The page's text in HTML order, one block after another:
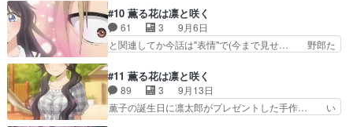
作画やばすぎだろ・… 翔平の人をよく見てるおお
らかでまっすぐな… 本当にマジでこの作品やば過
ぎないってなっ…
この好きやん、好きやん、めっちゃ好き… めちゃ
くちゃいい話だなぁ個人的には神アニ… 普通にこ
ういう話めっちゃ弱い普通に泣く凛… 母・杏子に
向けた凛太郎の「ありがとう」の… 何かあったら
ぅぅゔゔゔぅううぅッ！｡ﾟ… 手土産忘れずきちん
と挨拶。進んで食事の手… 凛太郎ママにつられて
泣いたんだが…え、こ…
#10 薫る花は凛と咲く
61 3
9月6日
と関連してか今話は"表情"で(今まで見せ… 野郎た
生の言葉がささったなー。まじで学… 最初の朔く
んが依田くんに「教え方、下手だ… あばばばば、
思春期男子の素直な感情と悩み… 朔君ガチで天才
肌だな。千鳥でも相当頭いい… 絢斗こっわぁ、み
#11 薫る花は凛と咲く
89 3
9月13日
薫子の誕生日に凛太郎がプレゼントした手作… い